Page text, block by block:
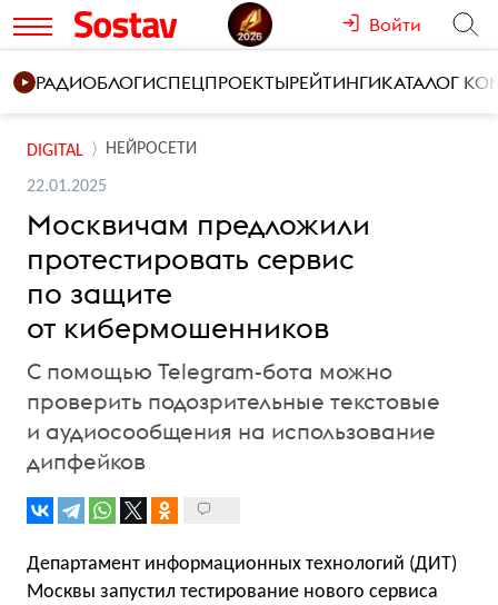
Войти
РАДИОБЛОГИСПЕЦПРОЕКТЫРЕЙТИНГИКАТАЛОГ
DIGITAL НЕЙРОСЕТИ
22.01.2025
Москвичам предложили
протестировать сервис
по защите
от кибермошенников
С помощью Telegram-бота можно
проверить подозрительные текстовые
и аудиосообщения на использование
дипфейков
Департамент информационных технологий (ДИТ)
Москвы запустил тестирование нового сервиса